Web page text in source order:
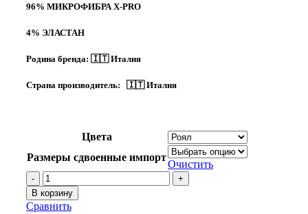
96% МИКРОФИБРА X-PRO
4% ЭЛАСТАН
Родина бренда: 🇮🇹 Италия
Страна производитель: 🇮🇹 Италия
Цвета
Размеры сдвоенные импорт
Очистить
Количество
товара
Термокофта
В корзину
Сравнить